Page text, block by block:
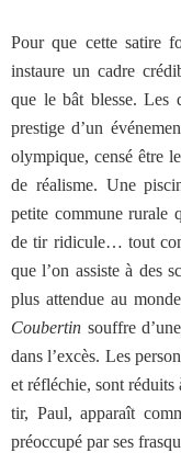
Pour que cette satire
instaure un cadre
que le bât blesse. Les
prestige d’un
olympique, censé être
de réalisme. Une
petite commune rurale
de tir ridicule… tout
que l’on assiste à des
plus attendue au
Coubertin souffre
dans l’excès. Les
et réfléchie, sont réduits
tir, Paul, apparaît
préoccupé par ses